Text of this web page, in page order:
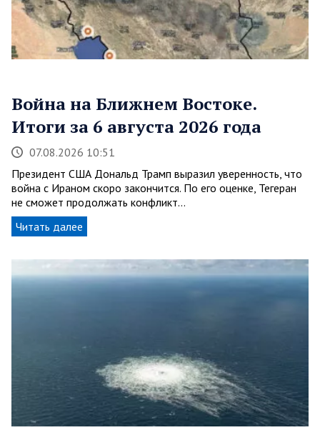
Война на Ближнем Востоке.
Итоги за 6 августа 2026 года
07.08.2026 10:51
Президент США Дональд Трамп выразил уверенность, что
война с Ираном скоро закончится. По его оценке, Тегеран
не сможет продолжать конфликт…
Читать далее